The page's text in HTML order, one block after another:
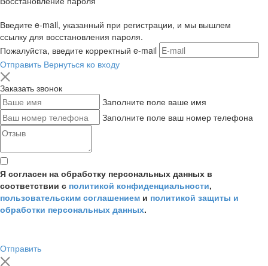
Введите e-mail, указанный при регистрации, и мы вышлем
ссылку для восстановления пароля.
Пожалуйста, введите корректный e-mail
Отправить Вернуться ко входу
Заказать звонок
Заполните поле ваше имя
Заполните поле ваш номер телефона
Я согласен на обработку персональных данных в
соответствии с политикой конфиденциальности,
пользовательским соглашением и политикой защиты и
обработки персональных данных.
Отправить